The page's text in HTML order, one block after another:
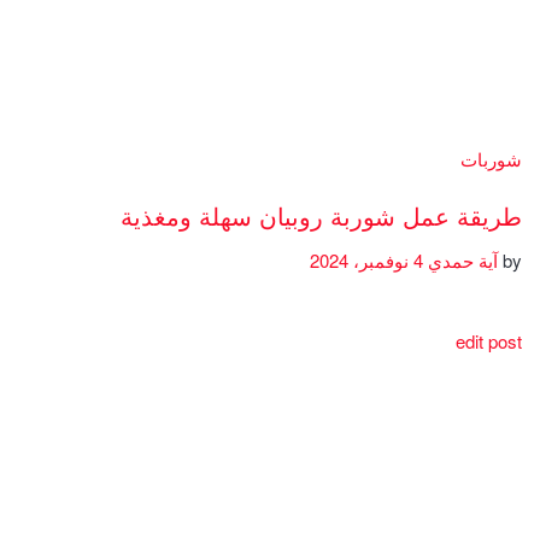
شوربات
طريقة عمل شوربة روبيان سهلة ومغذية
byآية حمدي
edit post